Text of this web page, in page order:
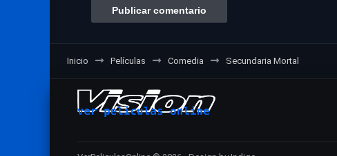
Inicio Películas Comedia Secundaria Mortal